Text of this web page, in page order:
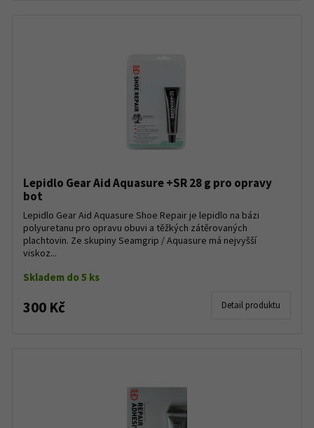
Lepidlo Gear Aid Aquasure +SR 28 g pro opravy
bot
Lepidlo Gear Aid Aquasure Shoe Repair je lepidlo na bázi
polyuretanu pro opravu obuvi a těžkých zátěrovaných
plachtovin. Ze skupiny Seamgrip / Aquasure má nejvyšší
viskoz...
Skladem do 5 ks
300 Kč Detail produktu